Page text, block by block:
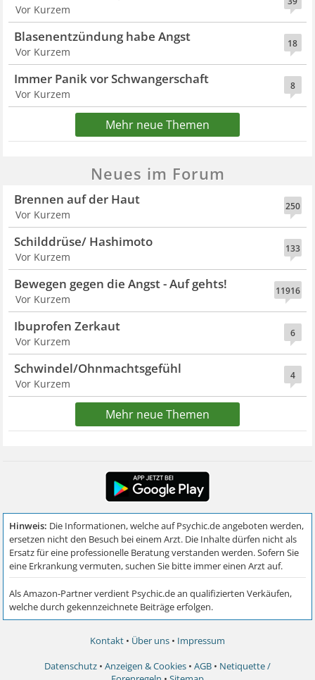
Vor Kurzem
18
Blasenentzündung habe Angst
Vor Kurzem
8
Immer Panik vor Schwangerschaft
Vor Kurzem
Mehr neue Themen
Neues im Forum
250
Brennen auf der Haut
Vor Kurzem
133
Schilddrüse/ Hashimoto
Vor Kurzem
11916
Bewegen gegen die Angst - Auf gehts!
Vor Kurzem
6
Ibuprofen Zerkaut
Vor Kurzem
4
Schwindel/Ohnmachtsgefühl
Vor Kurzem
Mehr neue Themen
Kontakt • Über uns • Impressum
Datenschutz • Anzeigen & Cookies • AGB • Netiquette /